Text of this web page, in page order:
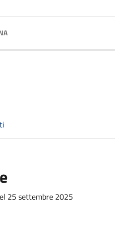
25 settembre 2025